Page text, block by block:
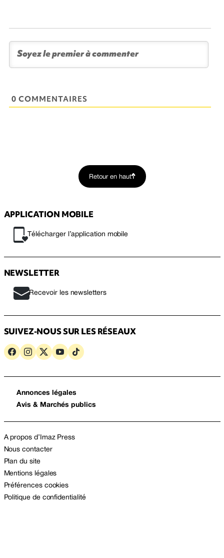
0 COMMENTAIRES
Retour en haut
APPLICATION MOBILE
Télécharger l’application mobile
NEWSLETTER
Recevoir les newsletters
SUIVEZ-NOUS SUR LES RÉSEAUX
Annonces légales
Avis & Marchés publics
A propos d’Imaz Press
Nous contacter
Plan du site
Mentions légales
Préférences cookies
Politique de confidentialité